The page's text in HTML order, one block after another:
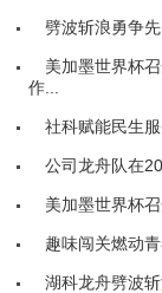
劈波斩浪勇争
美加墨世界杯
作...
社科赋能民生
公司龙舟队在
美加墨世界杯
趣味闯关燃动
湖科龙舟劈波